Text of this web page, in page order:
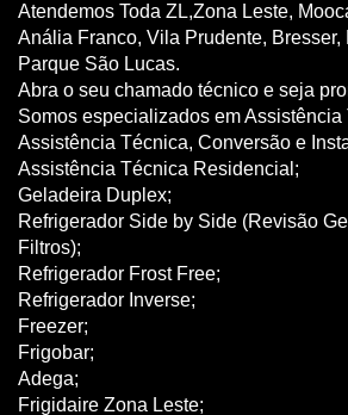
Atendemos Toda ZL,Zona Leste,
Anália Franco, Vila Prudente, Bresser,
Parque São Lucas.
Abra o seu chamado técnico e seja
Somos especializados em Assistência
Assistência Técnica, Conversão e
Assistência Técnica Residencial;
Geladeira Duplex;
Refrigerador Side by Side (Revisão
Filtros);
Refrigerador Frost Free;
Refrigerador Inverse;
Freezer;
Frigobar;
Adega;
Frigidaire Zona Leste;